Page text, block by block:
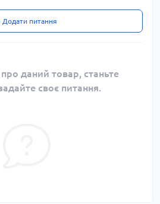
Додати питання
даний товар, станьте
своє питання.